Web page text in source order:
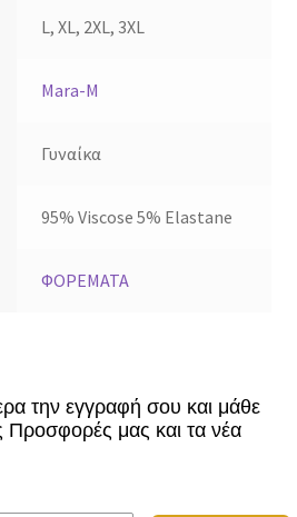
L, XL, 2XL, 3XL
Mara-M
Γυναίκα
95% Viscose 5% Elastane
ΦΟΡΕΜΑΤΑ
την εγγραφή σου και μάθε
Προσφορές μας και τα νέα